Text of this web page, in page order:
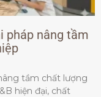
pháp nâng tầm
tầm chất lượng
hiện đại, chất